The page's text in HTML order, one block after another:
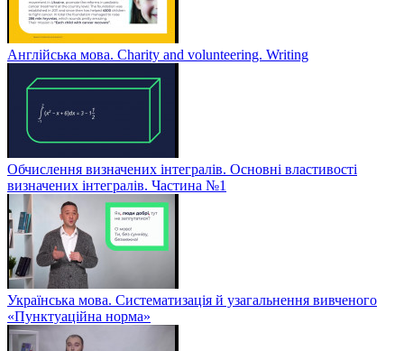
Англійська мова. Charity and volunteering. Writing
Обчислення визначених інтегралів. Основні властивості
визначених інтегралів. Частина №1
Українська мова. Систематизація й узагальнення вивченого
«Пунктуаційна норма»